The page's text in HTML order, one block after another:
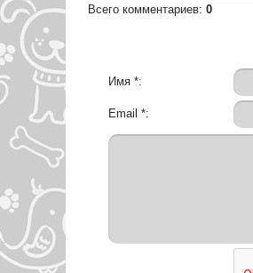
Всего комментариев: 0
Имя *:
Email *: